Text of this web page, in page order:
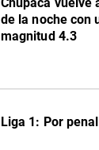
de la noche con
magnitud 4.3
Liga 1: Por